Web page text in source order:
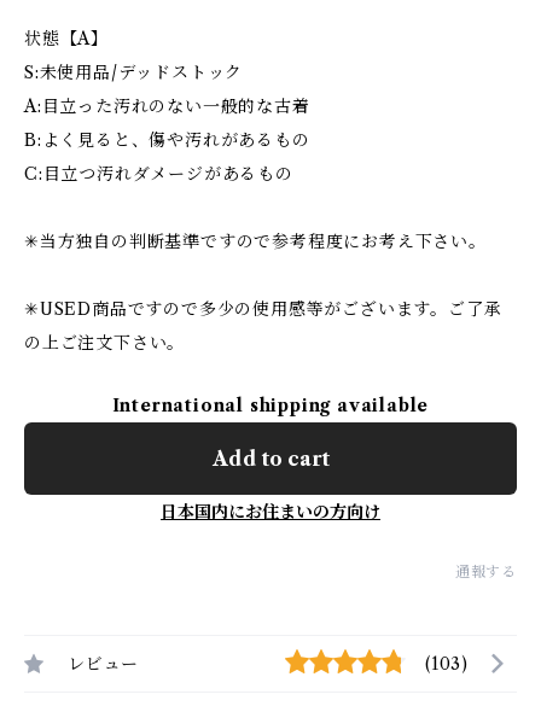
状態【A】
S:未使用品/デッドストック
A:目立った汚れのない一般的な古着
B:よく見ると、傷や汚れがあるもの
C:目立つ汚れダメージがあるもの
✳︎当方独自の判断基準ですので参考程度にお考え下さい。
✳︎USED商品ですので多少の使用感等がございます。ご了承
の上ご注文下さい。
International shipping available
Add to cart
日本国内にお住まいの方向け
通報する
レビュー (103)